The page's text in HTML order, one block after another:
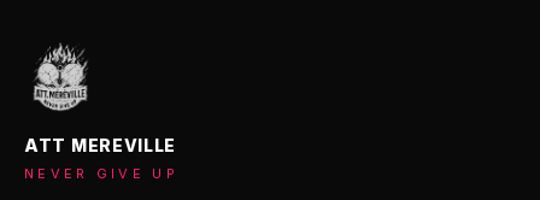
ATT MEREVILLE
NEVER GIVE UP